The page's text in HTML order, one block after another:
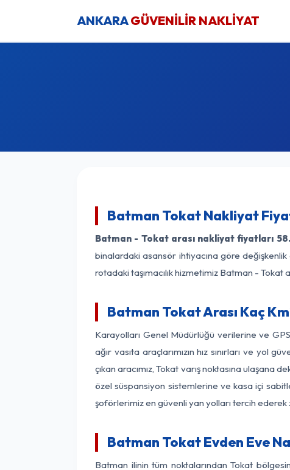
ANKARAGÜVENİLİR NAKLİYAT
Batman Tokat Nakliyat
Batman - Tokat arası nakliyat fiyatları
binalardaki asansör ihtiyacına göre
rotadaki taşımacılık hizmetimiz Batman - Tokat
Batman Tokat Arası Kaç
Karayolları Genel Müdürlüğü verilerine ve
ağır vasıta araçlarımızın hız sınırları ve
çıkan aracımız, Tokat varış noktasına ulaşana
özel süspansiyon sistemlerine ve kasa içi
şoförlerimiz en güvenli yan yolları tercih ederek
Batman Tokat Evden Eve
Batman ilinin tüm noktalarından Tokat